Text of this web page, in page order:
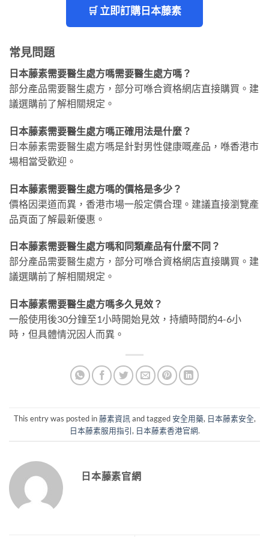
🛒 立即訂購日本藤素
常見問題
日本藤素需要醫生處方嗎需要醫生處方嗎？
部分產品需要醫生處方，部分可喺合資格網店直接購買。建
議選購前了解相關規定。
日本藤素需要醫生處方嗎正確用法是什麼？
日本藤素需要醫生處方嗎是針對男性健康嘅產品，喺香港市
場相當受歡迎。
日本藤素需要醫生處方嗎的價格是多少？
價格因渠道而異，香港市場一般定價合理。建議直接瀏覽產
品頁面了解最新優惠。
日本藤素需要醫生處方嗎和同類產品有什麼不同？
部分產品需要醫生處方，部分可喺合資格網店直接購買。建
議選購前了解相關規定。
日本藤素需要醫生處方嗎多久見效？
一般使用後30分鐘至1小時開始見效，持續時間約4-6小
時，但具體情況因人而異。
This entry was posted in藤素資訊 and tagged安全用藥, 日本藤素安全,
日本藤素服用指引, 日本藤素香港官網.
日本藤素官網